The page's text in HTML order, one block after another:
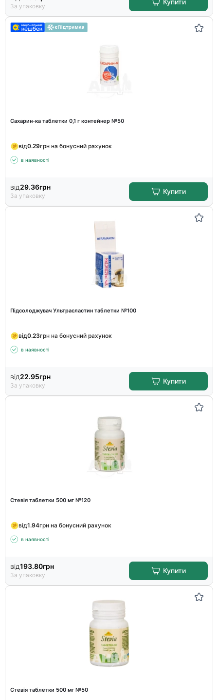
За упаковку
Купити
Сахарин-ка таблетки 0,1 г контейнер №50
від0.29грн на бонусний рахунок
в наявності
від29.36грн
За упаковку
Купити
Підсолоджувач Ультрасластин таблетки №100
від0.23грн на бонусний рахунок
в наявності
від22.95грн
За упаковку
Купити
Стевія таблетки 500 мг №120
від1.94грн на бонусний рахунок
в наявності
від193.80грн
За упаковку
Купити
Стевія таблетки 500 мг №50